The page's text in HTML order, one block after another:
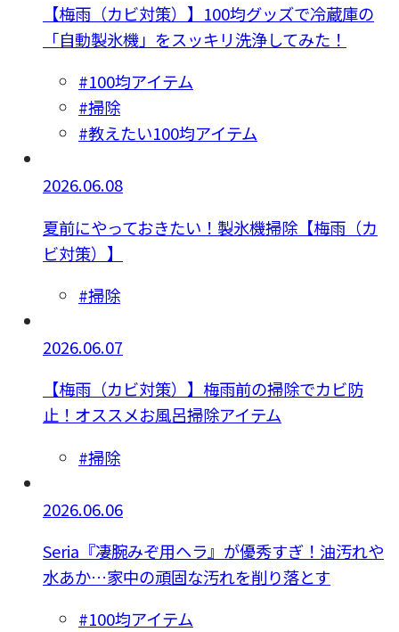
【梅雨（カビ対策）】100均グッズで冷蔵庫の
「自動製氷機」をスッキリ洗浄してみた！
#100均アイテム
#掃除
#教えたい100均アイテム
2026.06.08
夏前にやっておきたい！製氷機掃除【梅雨（カ
ビ対策）】
#掃除
2026.06.07
【梅雨（カビ対策）】梅雨前の掃除でカビ防
止！オススメお風呂掃除アイテム
#掃除
2026.06.06
Seria『凄腕みぞ用ヘラ』が優秀すぎ！油汚れや
水あか…家中の頑固な汚れを削り落とす
#100均アイテム